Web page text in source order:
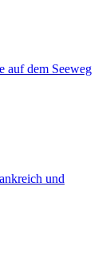
auf dem Seeweg
und